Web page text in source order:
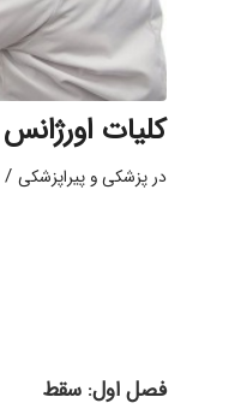
کلیات
در پزشکی و پیراپزشکی /
فصل اول: سقط